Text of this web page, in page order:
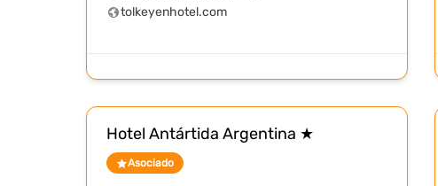
tolkeyenhotel.com
Hotel Antártida Argentina ★
Asociado